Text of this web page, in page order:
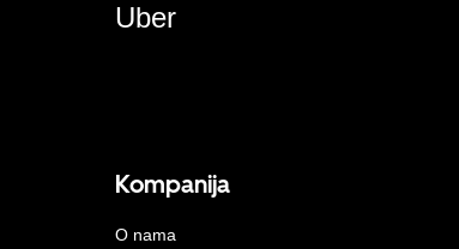
Uber
Kompanija
O nama